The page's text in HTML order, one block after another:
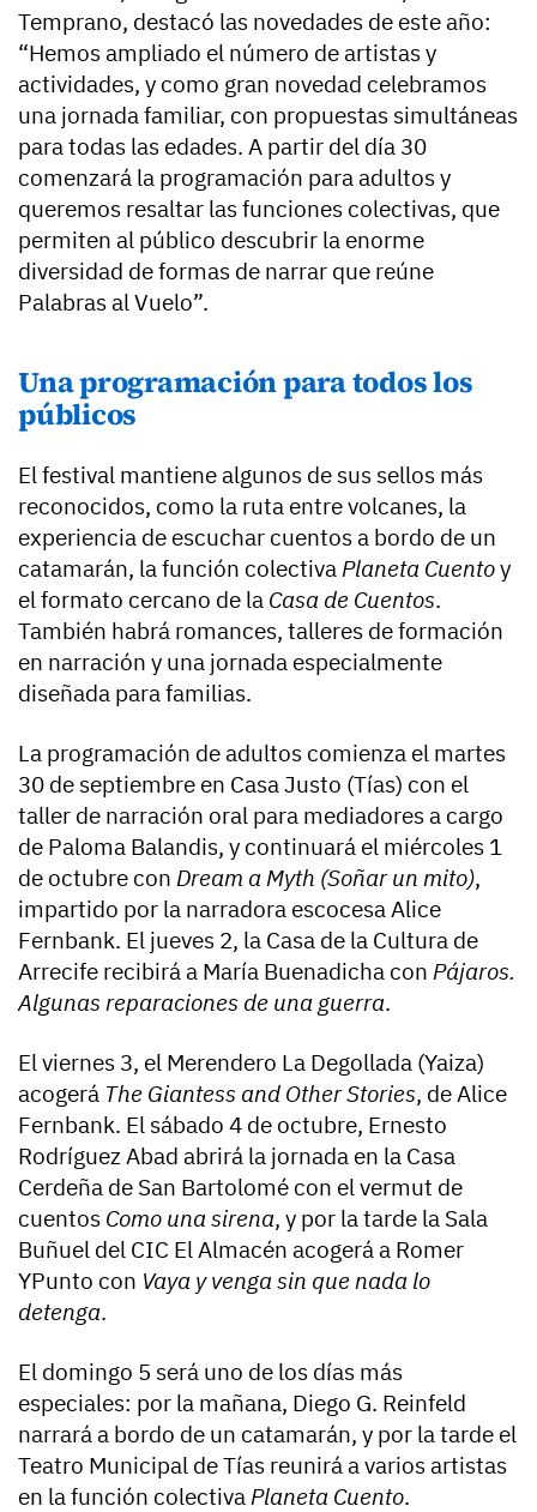
Temprano, destacó las novedades de este año:
“Hemos ampliado el número de artistas y
actividades, y como gran novedad celebramos
una jornada familiar, con propuestas simultáneas
para todas las edades. A partir del día 30
comenzará la programación para adultos y
queremos resaltar las funciones colectivas, que
permiten al público descubrir la enorme
diversidad de formas de narrar que reúne
Palabras al Vuelo”.
Una programación para todos los
públicos
El festival mantiene algunos de sus sellos más
reconocidos, como la ruta entre volcanes, la
experiencia de escuchar cuentos a bordo de un
catamarán, la función colectiva Planeta Cuentoy
el formato cercano de la Casa de Cuentos.
También habrá romances, talleres de formación
en narración y una jornada especialmente
diseñada para familias.
La programación de adultos comienza el martes
30 de septiembre en Casa Justo (Tías) con el
taller de narración oral para mediadores a cargo
de Paloma Balandis, y continuará el miércoles 1
de octubre con Dream a Myth (Soñar un mito),
impartido por la narradora escocesa Alice
Fernbank. El jueves 2, la Casa de la Cultura de
Arrecife recibirá a María Buenadicha con Pájaros.
Algunas reparaciones de una guerra.
El viernes 3, el Merendero La Degollada (Yaiza)
acogerá The Giantess and Other Stories, de Alice
Fernbank. El sábado 4 de octubre, Ernesto
Rodríguez Abad abrirá la jornada en la Casa
Cerdeña de San Bartolomé con el vermut de
cuentos Como una sirena, y por la tarde la Sala
Buñuel del CIC El Almacén acogerá a Romer
YPunto con Vaya y venga sin que nada lo
detenga.
El domingo 5 será uno de los días más
especiales: por la mañana, Diego G. Reinfeld
narrará a bordo de un catamarán, y por la tarde el
Teatro Municipal de Tías reunirá a varios artistas
en la función colectiva Planeta Cuento.